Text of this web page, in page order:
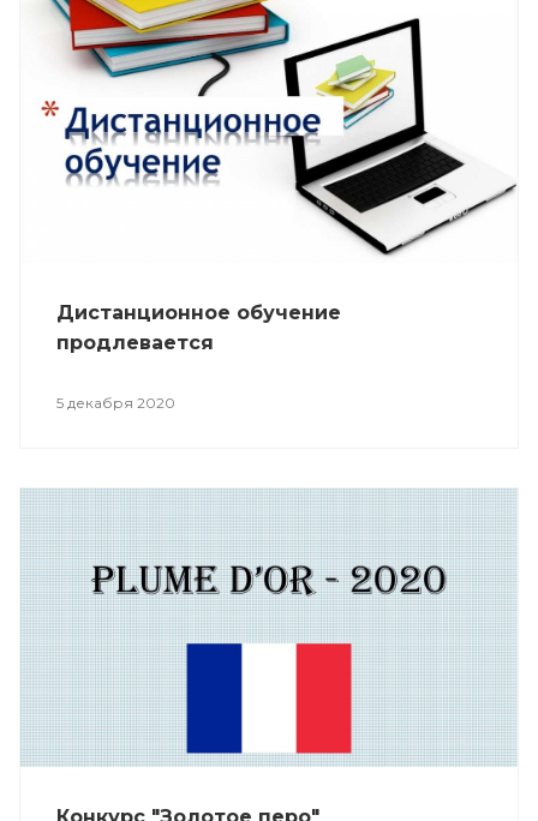
Дистанционное обучение
продлевается
5 декабря 2020
Конкурс "Золотое перо"